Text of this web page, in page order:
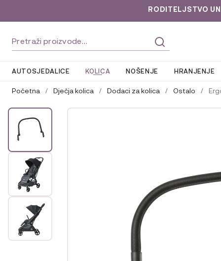
RODITELJSTVO
AUTOSJEDALICE KOLICA NOŠENJE HRANJENJE
na
do
Početna / Dječja kolica / Dodaci za kolica / Ostalo /